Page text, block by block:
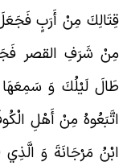
مِنْ أَرَبٍ فَجَعَلَ
شَرَفِ القصر
لَيْلُكَ وَ سَمِعَهَا
مِنْ أَهْلِ
مَرْجَانَةَ وَ الَّذِي